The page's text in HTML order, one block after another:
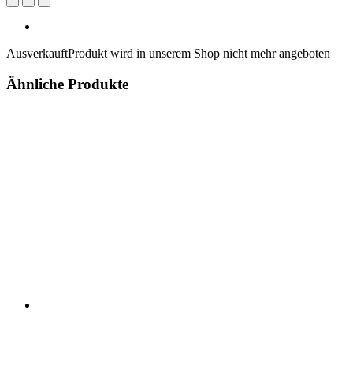
AusverkauftProdukt wird in unserem Shop nicht mehr angeboten
Ähnliche Produkte